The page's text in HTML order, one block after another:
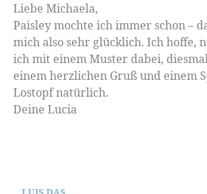
Liebe Michaela,
Paisley mochte ich immer schon –
mich also sehr glücklich. Ich hoffe,
ich mit einem Muster dabei,
einem herzlichen Gruß und einem
Lostopf natürlich.
Deine Lucia